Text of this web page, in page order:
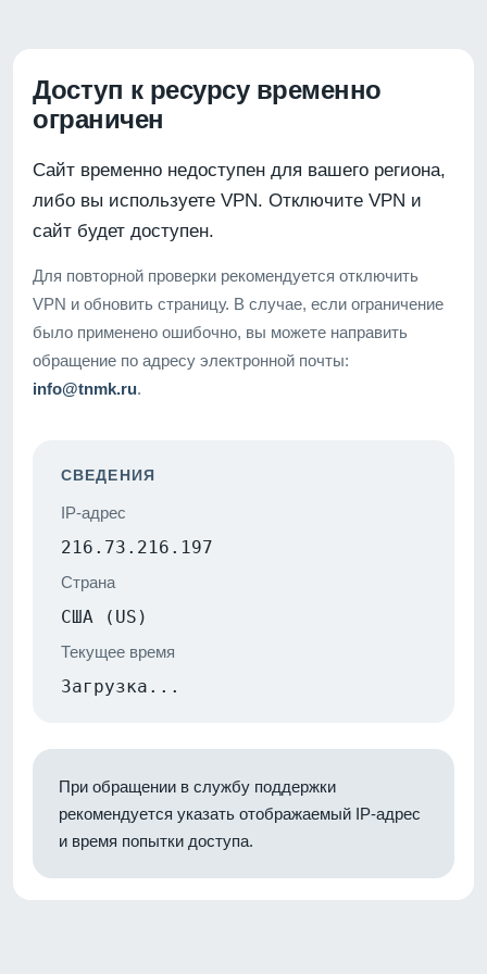
Доступ к ресурсу временно
ограничен
Сайт временно недоступен для вашего региона,
либо вы используете VPN. Отключите VPN и
сайт будет доступен.
Для повторной проверки рекомендуется отключить
VPN и обновить страницу. В случае, если ограничение
было применено ошибочно, вы можете направить
обращение по адресу электронной почты:
info@tnmk.ru.
СВЕДЕНИЯ
IP-адрес
216.73.216.197
Страна
США (US)
Текущее время
Загрузка...
При обращении в службу поддержки
рекомендуется указать отображаемый IP-адрес
и время попытки доступа.